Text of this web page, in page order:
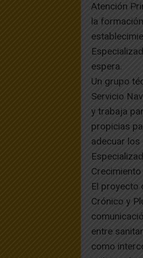
Atención
la
espera.
Un grupo
Servicio
y trabaja
propicias
adecuar
El proyecto
Crónico y
entre
como